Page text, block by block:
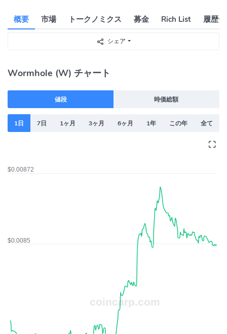
概要 市場 トークノミクス 募金 Rich List 履歴
シェア
Wormhole (W) チャート
値段 時価総額
1日 7日 1ヶ月 3ヶ月 6ヶ月 1年 この年 全て